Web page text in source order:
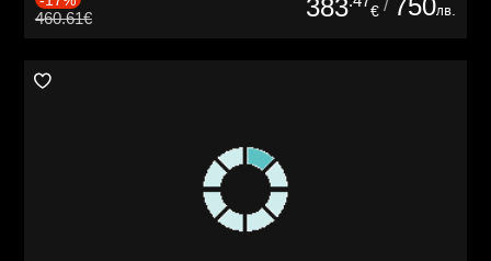
460.61€ 383 € / лв.